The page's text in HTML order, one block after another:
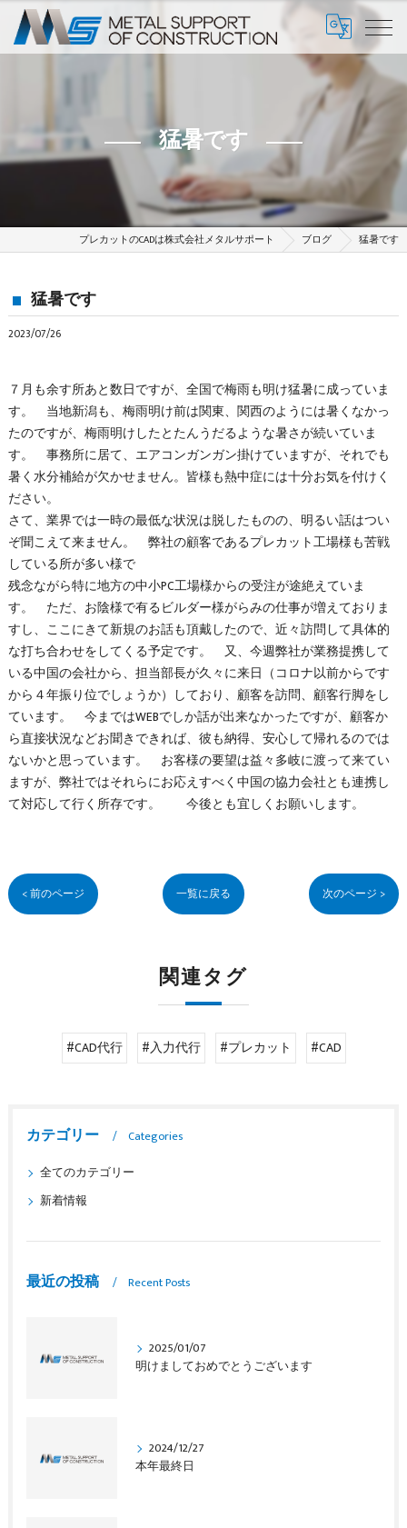
猛暑です
プレカットのCADは株式会社メタルサポート ブログ 猛暑です
猛暑です
2023/07/26
７月も余す所あと数日ですが、全国で梅雨も明け猛暑に成っていま
す。 当地新潟も、梅雨明け前は関東、関西のようには暑くなかっ
たのですが、梅雨明けしたとたんうだるような暑さが続いていま
す。 事務所に居て、エアコンガンガン掛けていますが、それでも
暑く水分補給が欠かせません。皆様も熱中症には十分お気を付けく
ださい。
さて、業界では一時の最低な状況は脱したものの、明るい話はつい
ぞ聞こえて来ません。 弊社の顧客であるプレカット工場様も苦戦
している所が多い様で
残念ながら特に地方の中小PC工場様からの受注が途絶えていま
す。 ただ、お陰様で有るビルダー様がらみの仕事が増えておりま
すし、ここにきて新規のお話も頂戴したので、近々訪問して具体的
な打ち合わせをしてくる予定です。 又、今週弊社が業務提携して
いる中国の会社から、担当部長が久々に来日（コロナ以前からです
から４年振り位でしょうか）しており、顧客を訪問、顧客行脚をし
ています。 今まではWEBでしか話が出来なかったですが、顧客か
ら直接状況などお聞きできれば、彼も納得、安心して帰れるのでは
ないかと思っています。 お客様の要望は益々多岐に渡って来てい
ますが、弊社ではそれらにお応えすべく中国の協力会社とも連携し
て対応して行く所存です。 今後とも宜しくお願いします。
< 前のページ 一覧に戻る 次のページ >
関連タグ
#CAD代行 #入力代行 #プレカット #CAD
カテゴリー
Categories
全てのカテゴリー
新着情報
最近の投稿 Recent Posts
2025/01/07
明けましておめでとうございます
2024/12/27
本年最終日